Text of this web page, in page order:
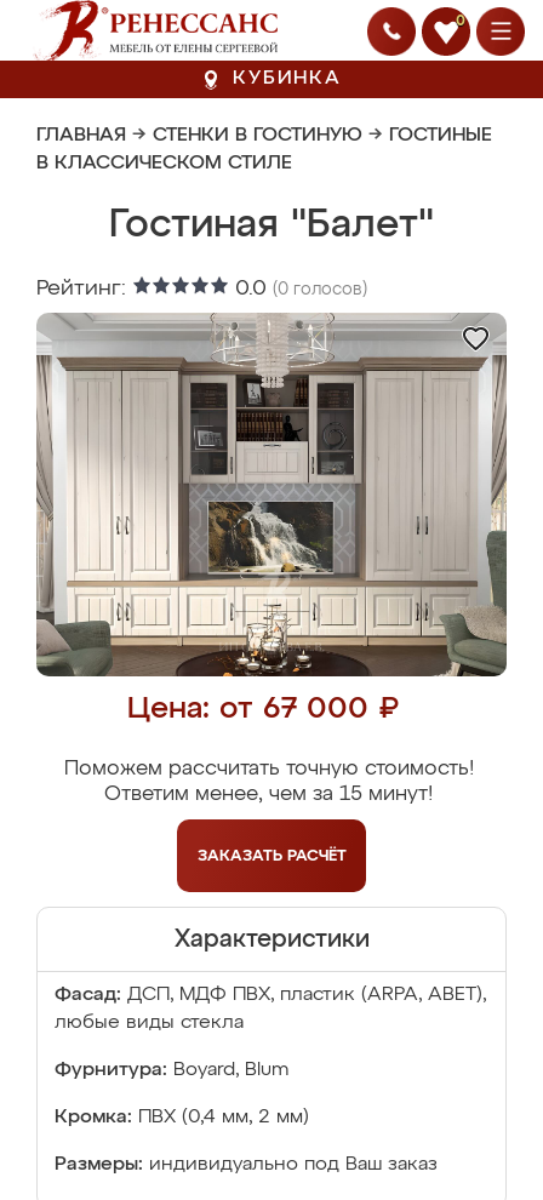
0
КУБИНКА
ГЛАВНАЯ → СТЕНКИ В ГОСТИНУЮ → ГОСТИНЫЕ
В КЛАССИЧЕСКОМ СТИЛЕ
Гостиная "Балет"
Рейтинг: 0.0 (0 голосов)
Цена: от 67 000 ₽
Поможем рассчитать точную стоимость!
Ответим менее, чем за 15 минут!
ЗАКАЗАТЬ РАСЧЁТ
Характеристики
Фасад: ДСП, МДФ ПВХ, пластик (ARPA, ABET),
любые виды стекла
Фурнитура: Boyard, Blum
Кромка: ПВХ (0,4 мм, 2 мм)
Размеры: индивидуально под Ваш заказ